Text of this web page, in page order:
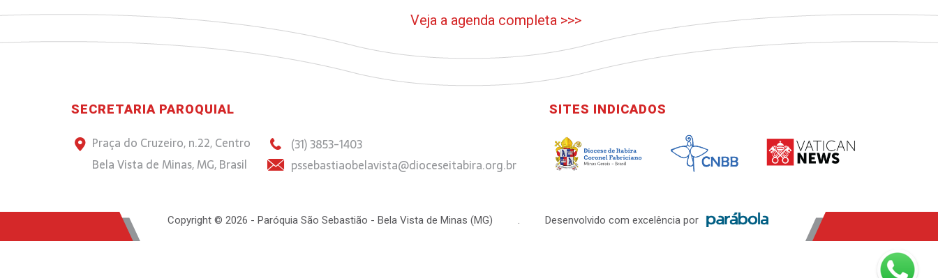
Veja a agenda completa >>>
SECRETARIA PAROQUIAL
Praça do Cruzeiro, n.22, Centro
Bela Vista de Minas, MG, Brasil
(31) 3853-1403
pssebastiaobelavista@dioceseitabira.org.br
SITES INDICADOS
Copyright © 2026 - Paróquia São Sebastião - Bela Vista de Minas (MG) . Desenvolvido com excelência por